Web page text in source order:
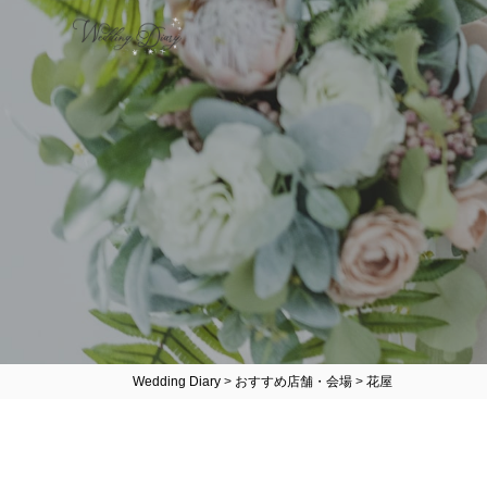
Wedding Diary > おすすめ店舗・会場 > 花屋